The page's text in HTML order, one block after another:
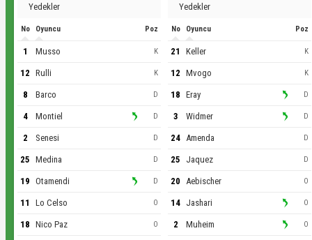
Yedekler
No Oyuncu Poz
1 Musso K
12 Rulli K
8 Barco D
4 Montiel D
2 Senesi D
25 Medina D
19 Otamendi D
11 Lo Celso O
18 Nico Paz O
Yedekler
No Oyuncu Poz
21 Keller K
12 Mvogo K
18 Eray D
3 Widmer D
24 Amenda D
25 Jaquez D
20 Aebischer O
14 Jashari O
2 Muheim O